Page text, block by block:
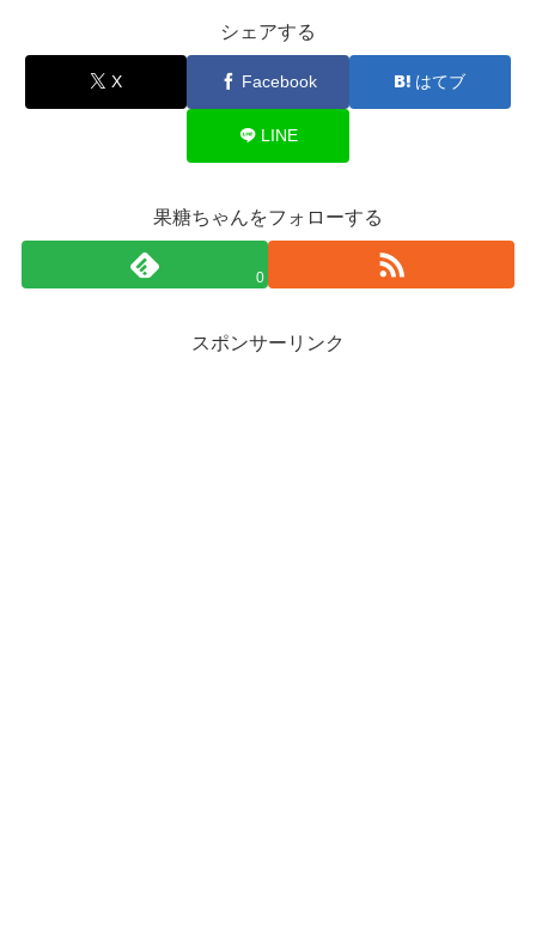
シェアする
X Facebook はてブ
LINE
果糖ちゃんをフォローする
0
スポンサーリンク